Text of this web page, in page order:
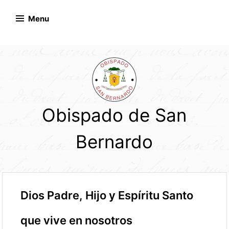
Menu
Obispado de San
Bernardo
Dios Padre, Hijo y Espíritu Santo
que vive en nosotros